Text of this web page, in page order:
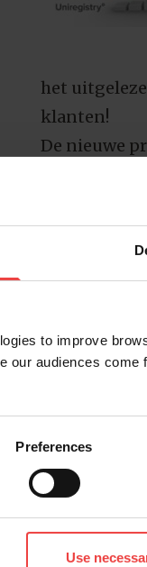
to improve
our audiences come
Preferences
Use
het
klanten!
De nieuwe
gelden,
je vanaf 8
[us_pricing
De prijzen
veranderen
Naast de
juli). Klik